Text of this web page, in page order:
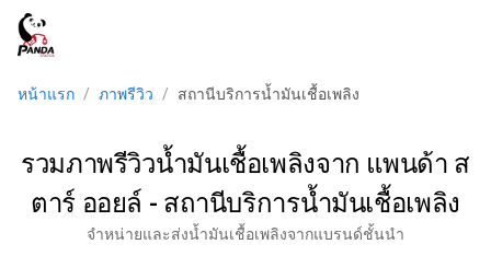
หน้าแรก / ภาพรีวิว / สถานีบริการน้ำมันเชื้อเพลิง
รวมภาพรีวิวน้ำมันเชื้อเพลิงจาก แพนด้า ส
ตาร์ ออยล์ - สถานีบริการน้ำมันเชื้อเพลิง
จำหน่ายและส่งน้ำมันเชื้อเพลิงจากแบรนด์ชั้นนำ